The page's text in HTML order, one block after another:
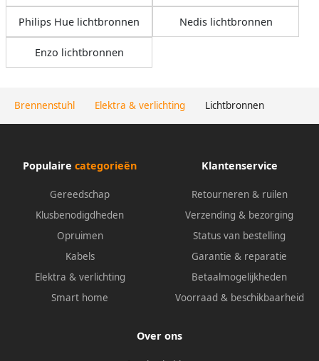
Brennenstuhl Elektra & verlichting Lichtbronnen
Philips Hue lichtbronnen Nedis lichtbronnen
Enzo lichtbronnen
Populaire categorieën
Gereedschap
Klusbenodigdheden
Opruimen
Kabels
Elektra & verlichting
Smart home
Klantenservice
Retourneren & ruilen
Verzending & bezorging
Status van bestelling
Garantie & reparatie
Betaalmogelijkheden
Voorraad & beschikbaarheid
Over ons